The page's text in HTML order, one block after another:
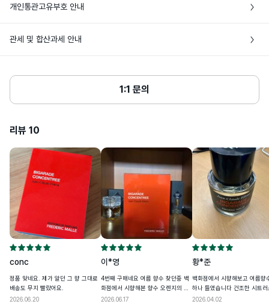
체온이 낮은 귓볼 또는 무릎 안쪽에 사용합
변성알코올, 리모넨, 정제수, 향료, 헥실신
해당없음
품질보증기준
공정거래위원회 고시 품목별 소비자분쟁
해결기준에 따름
사용할때주의사항
1. 화장품을 사용하여 다음과 같은 이상이
있는 경우에는 사용을 중지하여야 하며, 계
속 사용하면 증상이 악화되므로 피부과 전
문의 등에게 상담해주십시오.
가) 사용 중 붉은 반점, 부어오름, 가려움증,
자극 등의 이상이 있는 경우
같은 이상이 있는 경우
이상이 있는 부위에는 사용을 하지 마십시
오.
3. 보관 및 취급 시의 주의사항
• 해외상품 특성상 단순변심에 의한 반품은 해외 배송비 3만원+관부가세가 발생하
• 단순변심으로 인한 반품은 미개봉상태에서만 가능해요. 비닐 포장 훼손, 박스 또
• 판매자 귀책 사유로 인한 반품은 고객센터에 문의해주세요
• 네이버페이로 주문한 경우 반품은 고객센터에 문의해주세요
개인통관고유부호 안내
(외국인의 경우 외국인등록번호) 대신 사용 가능한 번호로, 관세청 사이트에서 발급
용사유서 미제출 등)로 지연되거나, 이로 인한 물품 멸실이 발생하는 경우 고객님께
서 책임을 부담하며, 관련 비용(제품 가격 및 배송비용 등)을 부담할 수 있어요
• 통관 안내를 위해 바이슈코는 고객님께 연락을 드릴 수 있으며, 15일 이내 통관이
• 다음 상품 구매 시 사용할 수 있도록 개인통관고유부호 페이지에서 업데이트된 정
• 24년도 8월 29일(목)부터 개인통관고유부호 검증이 강화돼요
• 개인 통관고유부호 발급정보(성명,전화번호,주소)가 변경된 경우, 관세청 개인통
관고유 부호 발급 사이트(관세청 모바일)에서 변경된 정보를 필히 수정하세요
• 발급정보와 수하인 개인통관고유부호+성명+전화번호+주소가 모두 일치하지 않
을 경우 통관이 제한될 수 있어요
관세 및 합산과세 안내
• 여러개의 뷰티 상품을 한번에 구매할 때, 관부가세가 발생하는 경우 배송비와 비
교해 상품을 나누어 발송할 수 있어요
• 동일한 날짜에 여러번 주문하는 경우 자동으로 나누어 발송해요
1:1 문의
리뷰 10
conc
정품 맞네요. 제가 알던 그 향 그대로
배송도 무지 빨랐어요.
2026.06.20
이*영
4번째 구매네요 여름 향수 찾던중 백
화점에서 시향해본 향수 오렌지의 상
큼함과 오렌지 껍질의 쌉싸름한 향이
2026.06.17
황*준
백화점에서 시향해보고 여름향
하나 들였습니다 건조한 시트
초 향이라 오데썽이랑도 레이
2026.04.02